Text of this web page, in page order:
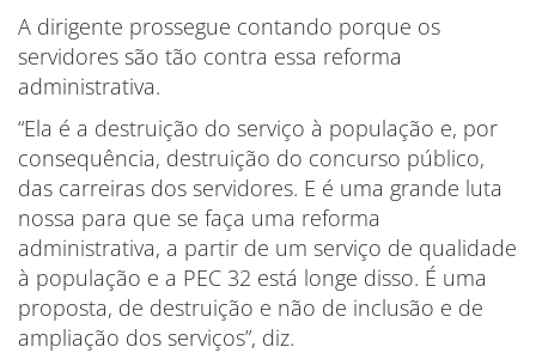
A dirigente prossegue contando porque os
servidores são tão contra essa reforma
administrativa.
“Ela é a destruição do serviço à população e, por
consequência, destruição do concurso público,
das carreiras dos servidores. E é uma grande luta
nossa para que se faça uma reforma
administrativa, a partir de um serviço de qualidade
à população e a PEC 32 está longe disso. É uma
proposta, de destruição e não de inclusão e de
ampliação dos serviços”, diz.